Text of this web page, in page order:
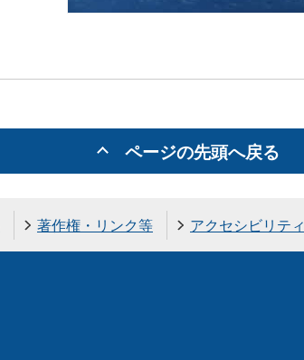
ページの先頭へ戻る
著作権・リンク等 アクセシビリティ